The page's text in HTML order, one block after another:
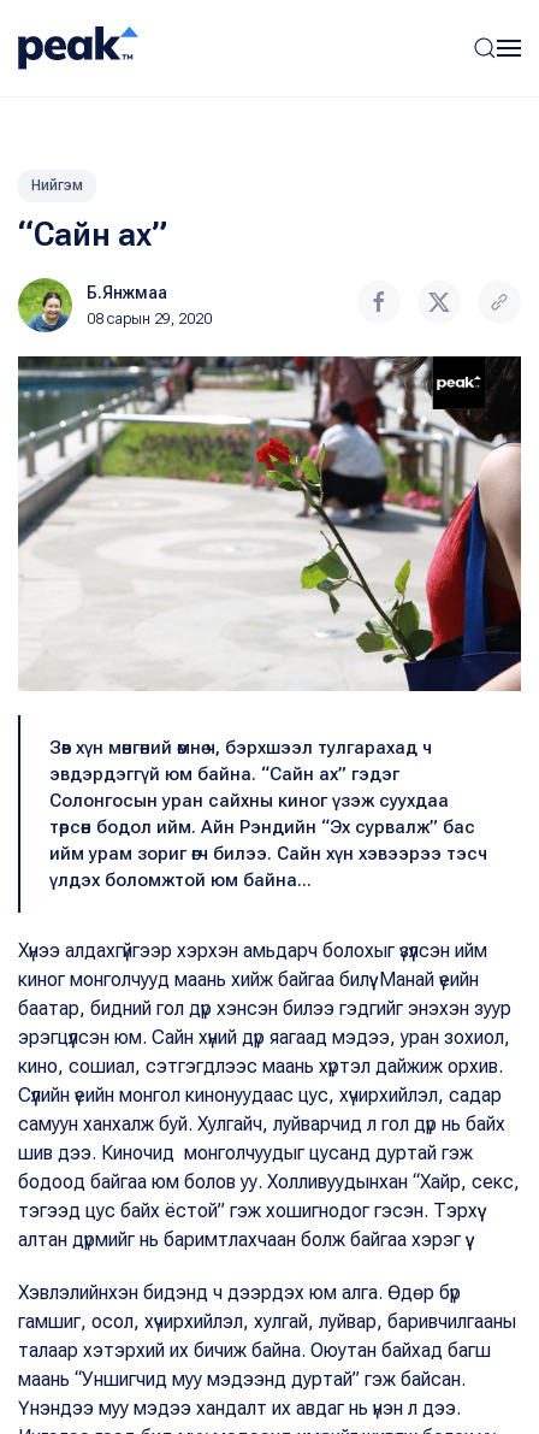
Нийгэм
“Сайн ах”
Б.Янжмаа
08 сарын 29, 2020
Зөв хүн мөнгөний өмнө ч, бэрхшээл тулгарахад ч
эвдэрдэггүй юм байна. “Сайн ах” гэдэг
Солонгосын уран сайхны киног үзэж суухдаа
төрсөн бодол ийм. Айн Рэндийн “Эх сурвалж” бас
ийм урам зориг өгч билээ. Сайн хүн хэвээрээ тэсч
үлдэх боломжтой юм байна...
Хүнээ алдахгүйгээр хэрхэн амьдарч болохыг үзүүлсэн ийм
киног монголчууд маань хийж байгаа билүү. Манай үеийн
баатар, бидний гол дүр хэнсэн билээ гэдгийг энэхэн зуур
эрэгцүүлсэн юм. Сайн хүний дүр яагаад мэдээ, уран зохиол,
кино, сошиал, сэтгэгдлээс маань хүртэл дайжиж орхив.
Сүүлийн үеийн монгол кинонуудаас цус, хүчирхийлэл, садар
самуун ханхалж буй. Хулгайч, луйварчид л гол дүр нь байх
шив дээ. Киночид монголчуудыг цусанд дуртай гэж
бодоод байгаа юм болов уу. Холливуудынхан “Хайр, секс,
тэгээд цус байх ёстой” гэж хошигнодог гэсэн. Тэрхүү
алтан дүрмийг нь баримтлахчаан болж байгаа хэрэг үү.
Хэвлэлийнхэн бидэнд ч дээрдэх юм алга. Өдөр бүр
гамшиг, осол, хүчирхийлэл, хулгай, луйвар, баривчилгааны
талаар хэтэрхий их бичиж байна. Оюутан байхад багш
маань “Уншигчид муу мэдээнд дуртай” гэж байсан.
Үнэндээ муу мэдээ хандалт их авдаг нь үнэн л дээ.